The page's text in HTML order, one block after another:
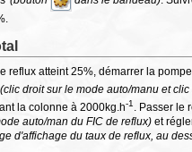
reflux atteint 25%, démarrer la
(clic droit sur le mode auto/manu et
la colonne à 2000kg.h-1 . Passer
auto/man du FIC de reflux) et
d'affichage du taux de reflux, au